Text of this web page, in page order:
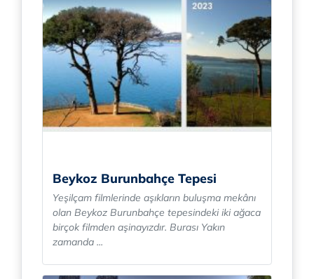
Beykoz Burunbahçe Tepesi
Yeşilçam filmlerinde aşıkların buluşma mekânı
olan Beykoz Burunbahçe tepesindeki iki ağaca
birçok filmden aşinayızdır. Burası Yakın
zamanda ...